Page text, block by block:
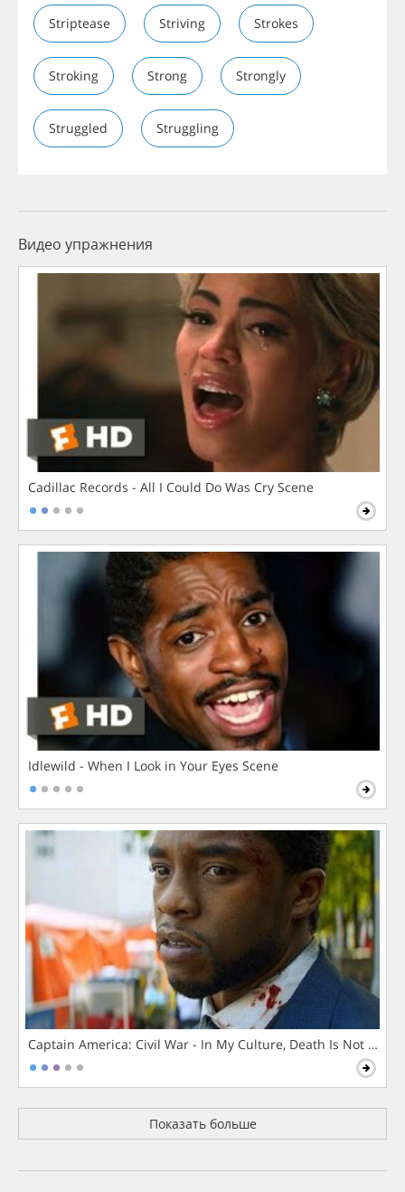
Striptease Striving Strokes
Stroking Strong Strongly
Struggled Struggling
Видео упражнения
Cadillac Records - All I Could Do Was Cry Scene
Idlewild - When I Look in Your Eyes Scene
Captain America: Civil War - In My Culture, Death Is Not The
Показать больше